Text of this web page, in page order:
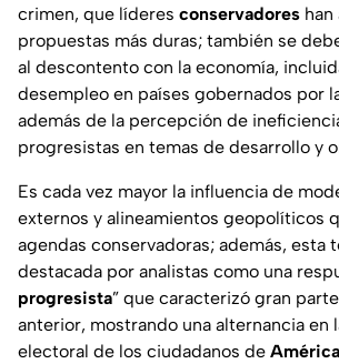
crimen, que líderes conservadores
propuestas más duras; también se
al descontento con la economía,
desempleo en países gobernados por
además de la percepción de
progresistas en temas de desarrollo y
Es cada vez mayor la influencia de
externos y alineamientos geopolíticos
agendas conservadoras; además, esta
destacada por analistas como una
progresista” que caracterizó gran
anterior, mostrando una alternancia en
electoral de los ciudadanos de